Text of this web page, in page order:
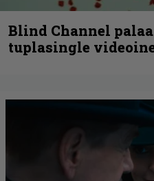
Blind Channel
tuplasingle